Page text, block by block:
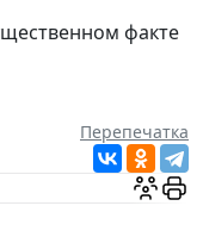
факте
Перепечатка